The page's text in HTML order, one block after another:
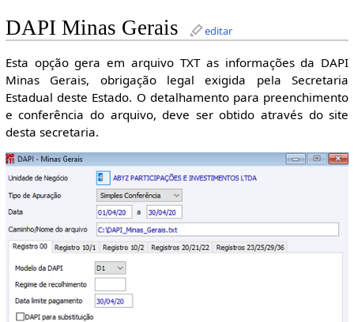
DAPI Minas Gerais editar
Esta opção gera em arquivo TXT as informações da DAPI
Minas Gerais, obrigação legal exigida pela Secretaria
Estadual deste Estado. O detalhamento para preenchimento
e conferência do arquivo, deve ser obtido através do site
desta secretaria.